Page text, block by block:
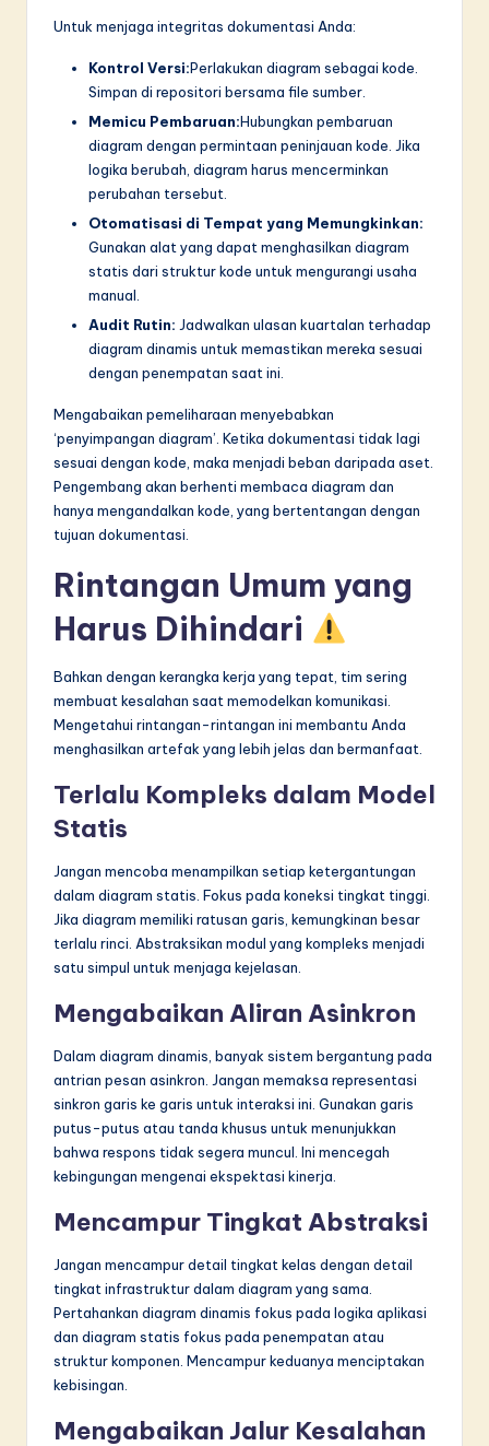
Untuk menjaga integritas dokumentasi Anda:
Kontrol Versi:Perlakukan diagram sebagai kode.
Simpan di repositori bersama file sumber.
Memicu Pembaruan:Hubungkan pembaruan
diagram dengan permintaan peninjauan kode. Jika
logika berubah, diagram harus mencerminkan
perubahan tersebut.
Otomatisasi di Tempat yang Memungkinkan:
Gunakan alat yang dapat menghasilkan diagram
statis dari struktur kode untuk mengurangi usaha
manual.
Audit Rutin: Jadwalkan ulasan kuartalan terhadap
diagram dinamis untuk memastikan mereka sesuai
dengan penempatan saat ini.
Mengabaikan pemeliharaan menyebabkan
‘penyimpangan diagram’. Ketika dokumentasi tidak lagi
sesuai dengan kode, maka menjadi beban daripada aset.
Pengembang akan berhenti membaca diagram dan
hanya mengandalkan kode, yang bertentangan dengan
tujuan dokumentasi.
Rintangan Umum yang
Harus Dihindari
Bahkan dengan kerangka kerja yang tepat, tim sering
membuat kesalahan saat memodelkan komunikasi.
Mengetahui rintangan-rintangan ini membantu Anda
menghasilkan artefak yang lebih jelas dan bermanfaat.
Terlalu Kompleks dalam Model
Statis
Jangan mencoba menampilkan setiap ketergantungan
dalam diagram statis. Fokus pada koneksi tingkat tinggi.
Jika diagram memiliki ratusan garis, kemungkinan besar
terlalu rinci. Abstraksikan modul yang kompleks menjadi
satu simpul untuk menjaga kejelasan.
Mengabaikan Aliran Asinkron
Dalam diagram dinamis, banyak sistem bergantung pada
antrian pesan asinkron. Jangan memaksa representasi
sinkron garis ke garis untuk interaksi ini. Gunakan garis
putus-putus atau tanda khusus untuk menunjukkan
bahwa respons tidak segera muncul. Ini mencegah
kebingungan mengenai ekspektasi kinerja.
Mencampur Tingkat Abstraksi
Jangan mencampur detail tingkat kelas dengan detail
tingkat infrastruktur dalam diagram yang sama.
Pertahankan diagram dinamis fokus pada logika aplikasi
dan diagram statis fokus pada penempatan atau
struktur komponen. Mencampur keduanya menciptakan
kebisingan.
Mengabaikan Jalur Kesalahan